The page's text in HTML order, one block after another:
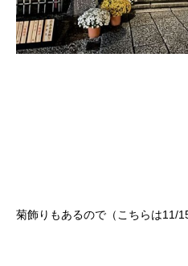
菊飾りもあるので（こちらは11/